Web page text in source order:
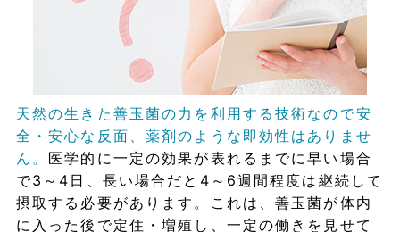
天然の生きた善玉菌の力を利用する技術なので安
全・安心な反面、薬剤のような即効性はありませ
ん。 医学的に一定の効果が表れるまでに早い場合
で3～4日、長い場合だと4～6週間程度は継続して
摂取する必要があります。これは、善玉菌が体内
に入った後で定住・増殖し、一定の働きを見せて